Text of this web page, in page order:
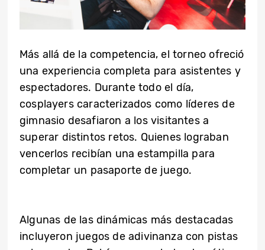
Más allá de la competencia, el torneo ofreció
una experiencia completa para asistentes y
espectadores. Durante todo el día,
cosplayers caracterizados como líderes de
gimnasio desafiaron a los visitantes a
superar distintos retos. Quienes lograban
vencerlos recibían una estampilla para
completar un pasaporte de juego.
Algunas de las dinámicas más destacadas
incluyeron juegos de adivinanza con pistas